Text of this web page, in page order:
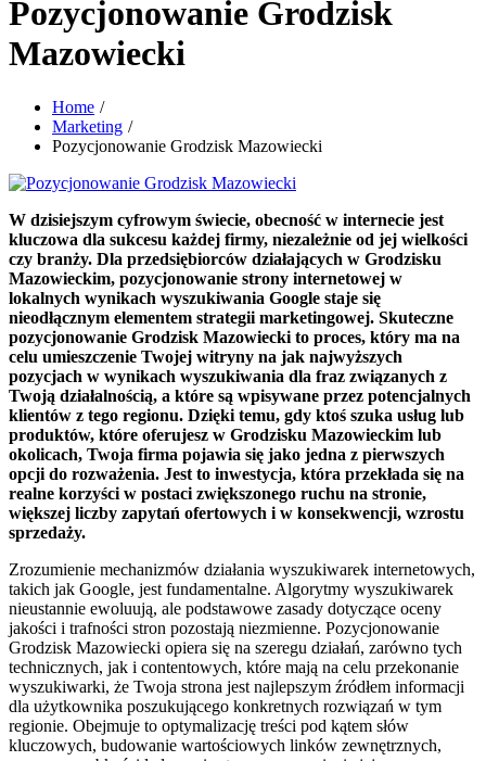
Pozycjonowanie Grodzisk
Mazowiecki
Home
Marketing
Pozycjonowanie Grodzisk Mazowiecki
W dzisiejszym cyfrowym świecie, obecność w internecie jest
kluczowa dla sukcesu każdej firmy, niezależnie od jej wielkości
czy branży. Dla przedsiębiorców działających w Grodzisku
Mazowieckim, pozycjonowanie strony internetowej w
lokalnych wynikach wyszukiwania Google staje się
nieodłącznym elementem strategii marketingowej. Skuteczne
pozycjonowanie Grodzisk Mazowiecki to proces, który ma na
celu umieszczenie Twojej witryny na jak najwyższych
pozycjach w wynikach wyszukiwania dla fraz związanych z
Twoją działalnością, a które są wpisywane przez potencjalnych
klientów z tego regionu. Dzięki temu, gdy ktoś szuka usług lub
produktów, które oferujesz w Grodzisku Mazowieckim lub
okolicach, Twoja firma pojawia się jako jedna z pierwszych
opcji do rozważenia. Jest to inwestycja, która przekłada się na
realne korzyści w postaci zwiększonego ruchu na stronie,
większej liczby zapytań ofertowych i w konsekwencji, wzrostu
sprzedaży.
Zrozumienie mechanizmów działania wyszukiwarek internetowych,
takich jak Google, jest fundamentalne. Algorytmy wyszukiwarek
nieustannie ewoluują, ale podstawowe zasady dotyczące oceny
jakości i trafności stron pozostają niezmienne. Pozycjonowanie
Grodzisk Mazowiecki opiera się na szeregu działań, zarówno tych
technicznych, jak i contentowych, które mają na celu przekonanie
wyszukiwarki, że Twoja strona jest najlepszym źródłem informacji
dla użytkownika poszukującego konkretnych rozwiązań w tym
regionie. Obejmuje to optymalizację treści pod kątem słów
kluczowych, budowanie wartościowych linków zewnętrznych,